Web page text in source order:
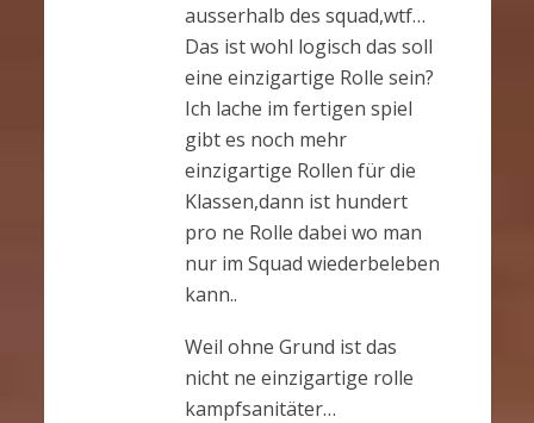
ausserhalb des squad,wtf…
Das ist wohl logisch das soll
eine einzigartige Rolle sein?
Ich lache im fertigen spiel
gibt es noch mehr
einzigartige Rollen für die
Klassen,dann ist hundert
pro ne Rolle dabei wo man
nur im Squad wiederbeleben
kann..
Weil ohne Grund ist das
nicht ne einzigartige rolle
kampfsanitäter…